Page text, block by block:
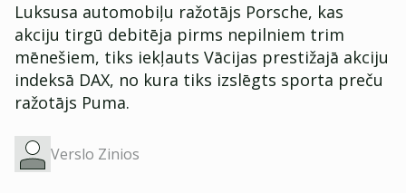
Luksusa automobiļu ražotājs Porsche, kas
akciju tirgū debitēja pirms nepilniem trim
mēnešiem, tiks iekļauts Vācijas prestižajā akciju
indeksā DAX, no kura tiks izslēgts sporta preču
ražotājs Puma.
Verslo Zinios